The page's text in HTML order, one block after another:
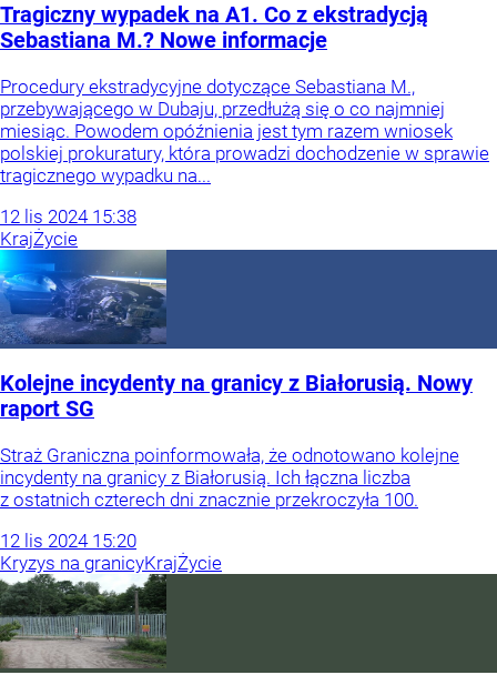
Tragiczny wypadek na A1. Co z ekstradycją
Sebastiana M.? Nowe informacje
Procedury ekstradycyjne dotyczące Sebastiana M.,
przebywającego w Dubaju, przedłużą się o co najmniej
miesiąc. Powodem opóźnienia jest tym razem wniosek
polskiej prokuratury, która prowadzi dochodzenie w sprawie
tragicznego wypadku na...
12 lis 2024 15:38
KrajŻycie
Kolejne incydenty na granicy z Białorusią. Nowy
raport SG
Straż Graniczna poinformowała, że odnotowano kolejne
incydenty na granicy z Białorusią. Ich łączna liczba
z ostatnich czterech dni znacznie przekroczyła 100.
12 lis 2024 15:20
Kryzys na granicyKrajŻycie